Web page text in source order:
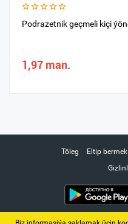
Podrazetnik geçmeli kiçi
1,97 man.
Töleg Eltip bermek